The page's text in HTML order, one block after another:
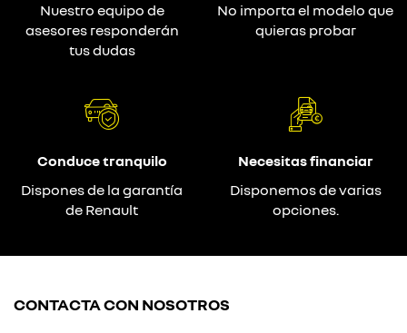
Nuestro equipo de
asesores responderán
tus dudas
No importa el modelo que
quieras probar
Conduce tranquilo
Dispones de la garantía
de Renault
Necesitas financiar
Disponemos de varias
opciones.
CONTACTA CON NOSOTROS